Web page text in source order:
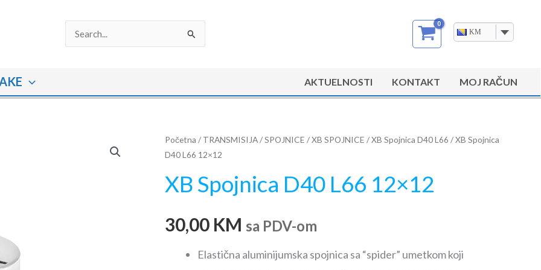
Search
KM
AKTUELNOSTI KONTAKT MOJ RAČUN
Početna / TRANSMISIJA/SPOJNICE /XB SPOJNICE /XB Spojnica D40 L66 / XB Spojnica
D40 L66 12×12
XB Spojnica D40 L66 12×12
30,00 KM sa PDV-om
Elastična aluminijumska spojnica sa “spider” umetkom koji
XB
Spojnica
L66
količina